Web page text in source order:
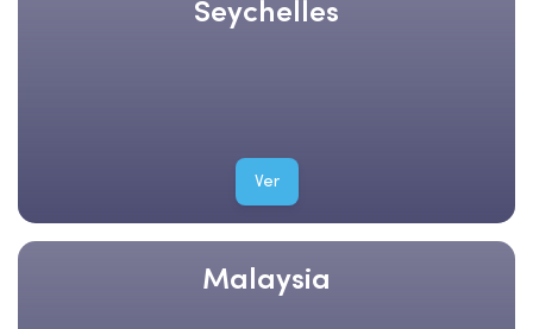
Seychelles
Ver
Malaysia